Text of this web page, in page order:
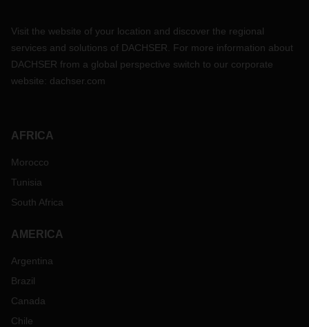
Visit the website of your location and discover the regional
services and solutions of DACHSER. For more information about
DACHSER from a global perspective switch to our corporate
website: dachser.com
AFRICA
Morocco
Tunisia
South Africa
AMERICA
Argentina
Brazil
Canada
Chile